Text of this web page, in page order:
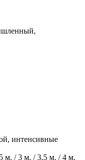
интенсивные
м. / 3 м. / 3,5 м. / 4 м.